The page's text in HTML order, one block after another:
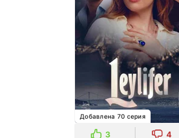
Добавлена 70 серия
3 4